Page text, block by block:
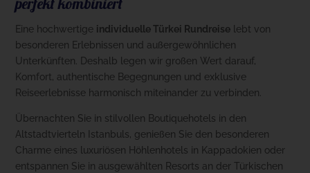
Eine hochwertige individuelle Türkei Rundreise lebt von
besonderen Erlebnissen und außergewöhnlichen
Unterkünften. Deshalb legen wir großen Wert darauf,
Komfort, authentische Begegnungen und exklusive
Reiseerlebnisse harmonisch miteinander zu verbinden.
Übernachten Sie in stilvollen Boutiquehotels in den
Altstadtvierteln Istanbuls, genießen Sie den besonderen
Charme eines luxuriösen Höhlenhotels in Kappadokien oder
entspannen Sie in ausgewählten Resorts an der Türkischen